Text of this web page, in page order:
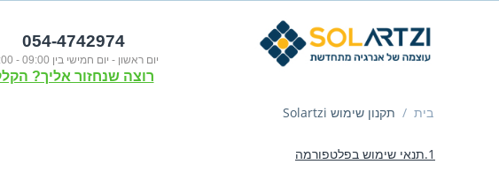
054-4742974
יום ראשון - יום חמישי בין 09:00 - 18:00.
רוצה שנחזור אליך?
בית / תקנון שימוש Solartzi
1.תנאי שימוש בפלטפורמה